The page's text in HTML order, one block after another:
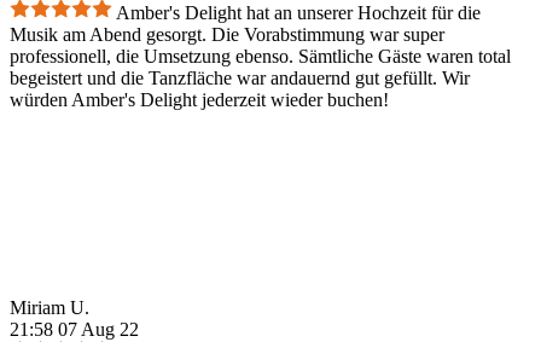
Amber's Delight hat an unserer Hochzeit für die
Musik am Abend gesorgt. Die Vorabstimmung war super
professionell, die Umsetzung ebenso. Sämtliche Gäste waren total
begeistert und die Tanzfläche war andauernd gut gefüllt. Wir
würden Amber's Delight jederzeit wieder buchen!
Miriam U.
21:58 07 Aug 22